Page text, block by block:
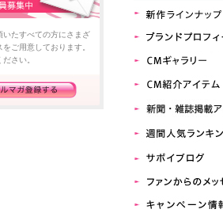
いたすべての方にさまざ
をご用意しております。
さい。